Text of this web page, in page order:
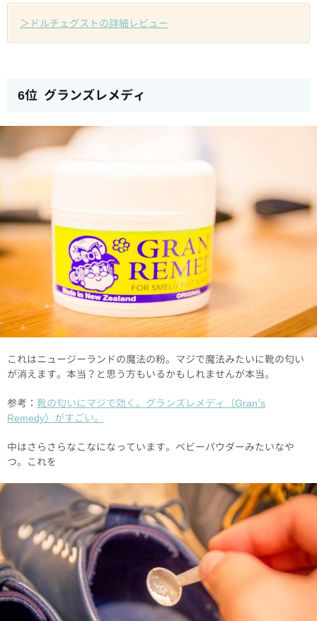
＞ドルチェグストの詳細レビュー
6位 グランズレメディ
これはニュージーランドの魔法の粉。マジで魔法みたいに靴の匂い
が消えます。本当？と思う方もいるかもしれませんが本当。
参考： 靴の匂いにマジで効く。グランズレメディ（Gran’s
Remedy）がすごい。
中はさらさらなこなになっています。ベビーパウダーみたいなや
つ。これを